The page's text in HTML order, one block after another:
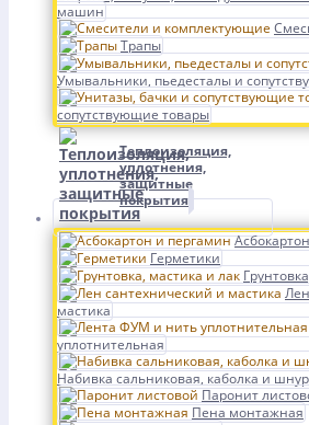
машин
Трапы
Умывальники, пьедесталы и
сопутствующие товары
Теплоизоляция,
уплотнения,
защитные
покрытия
Герметики
мастика
уплотнительная
Набивка сальниковая, каболка и
Паронит
Пена монтажная